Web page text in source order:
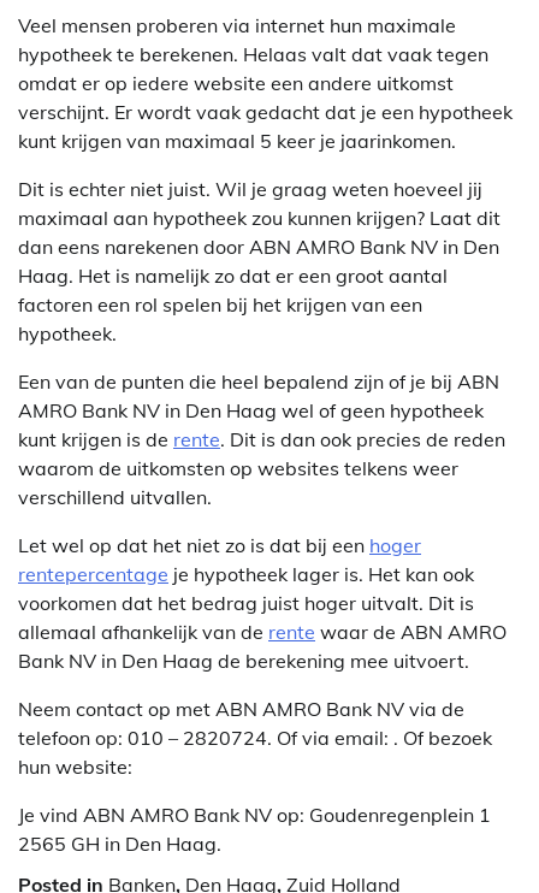
Veel mensen proberen via internet hun maximale
hypotheek te berekenen. Helaas valt dat vaak tegen
omdat er op iedere website een andere uitkomst
verschijnt. Er wordt vaak gedacht dat je een hypotheek
kunt krijgen van maximaal 5 keer je jaarinkomen.
Dit is echter niet juist. Wil je graag weten hoeveel jij
maximaal aan hypotheek zou kunnen krijgen? Laat dit
dan eens narekenen door ABN AMRO Bank NV in Den
Haag. Het is namelijk zo dat er een groot aantal
factoren een rol spelen bij het krijgen van een
hypotheek.
Een van de punten die heel bepalend zijn of je bij ABN
AMRO Bank NV in Den Haag wel of geen hypotheek
kunt krijgen is de rente. Dit is dan ook precies de reden
waarom de uitkomsten op websites telkens weer
verschillend uitvallen.
Let wel op dat het niet zo is dat bij een hoger
rentepercentage je hypotheek lager is. Het kan ook
voorkomen dat het bedrag juist hoger uitvalt. Dit is
allemaal afhankelijk van de rente waar de ABN AMRO
Bank NV in Den Haag de berekening mee uitvoert.
Neem contact op met ABN AMRO Bank NV via de
telefoon op: 010 – 2820724. Of via email: . Of bezoek
hun website:
Je vind ABN AMRO Bank NV op: Goudenregenplein 1
2565 GH in Den Haag.
Posted in Banken, Den Haag, Zuid Holland